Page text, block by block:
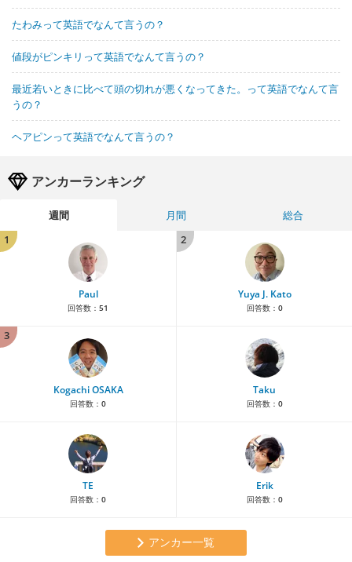
たわみって英語でなんて言うの？
値段がピンキリって英語でなんて言うの？
最近若いときに比べて頭の切れが悪くなってきた。って英語でなんて言
うの？
ヘアピンって英語でなんて言うの？
アンカーランキング
週間 月間
総合
1
Paul
回答数： 51
2
Yuya J. Kato
回答数： 0
3
Kogachi OSAKA
回答数： 0
Taku
回答数： 0
TE
回答数： 0
Erik
回答数： 0
アンカー一覧